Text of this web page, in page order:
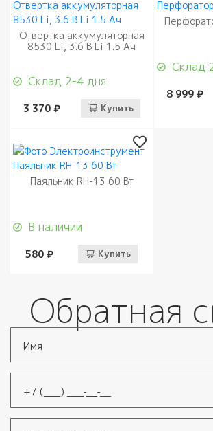
Отвертка аккумуляторная
8530 Li, 3.6 В Li 1.5 Ач
Склад 2-4 дня
3 370 ₽ Купить
Склад
8 999 ₽
Паяльник RH-13 60 Вт
В наличии
580 ₽ Купить
Обратная